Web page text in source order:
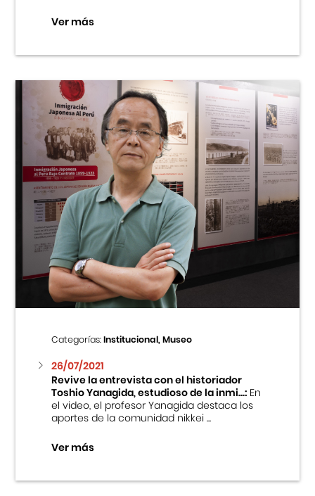
Ver más
Categorías:Institucional, Museo
26/07/2021
Revive la entrevista con el historiador
Toshio Yanagida, estudioso de la inmi...:En
el video, el profesor Yanagida destaca los
aportes de la comunidad nikkei ...
Ver más